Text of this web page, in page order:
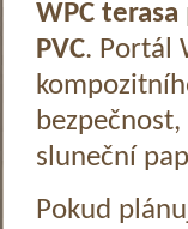
WPC terasa
PVC. Portál
sluneční
Pokud